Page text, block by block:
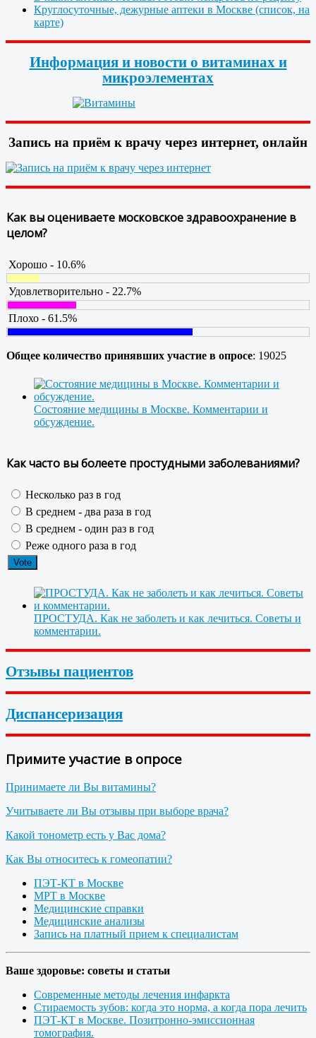
Круглосуточные, дежурные аптеки в Москве (список, на
карте)
Информация и новости о витаминах и
микроэлементах
Запись на приём к врачу через интернет, онлайн
Как вы оцениваете московское здравоохранение в
целом?
Хорошо - 10.6%
Удовлетворительно - 22.7%
Плохо - 61.5%
Общее количество принявших участие в опросе: 19025
Состояние медицины в Москве. Комментарии и
обсуждение.
Как часто вы болеете простудными заболеваниями?
Несколько раз в год
В среднем - два раза в год
В среднем - один раз в год
Реже одного раза в год
ПРОСТУДА. Как не заболеть и как лечиться. Советы и
комментарии.
Отзывы пациентов
Диспансеризация
Примите участие в опросе
Принимаете ли Вы витамины?
Учитываете ли Вы отзывы при выборе врача?
Какой тонометр есть у Вас дома?
Как Вы относитесь к гомеопатии?
ПЭТ-КТ в Москве
МРТ в Москве
Медицинские справки
Медицинские анализы
Запись на платный прием к специалистам
Ваше здоровье: советы и статьи
Современные методы лечения инфаркта
Стираемость зубов: когда это норма, а когда пора лечить
ПЭТ-КТ в Москве. Позитронно-эмиссионная
томография.